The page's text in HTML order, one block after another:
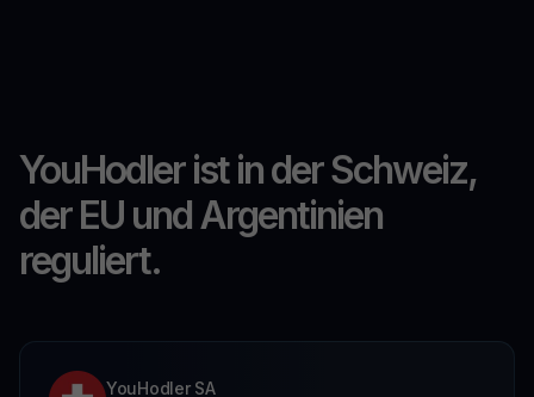
YouHodler ist in der Schweiz,
der EU und Argentinien
reguliert.
YouHodler SA